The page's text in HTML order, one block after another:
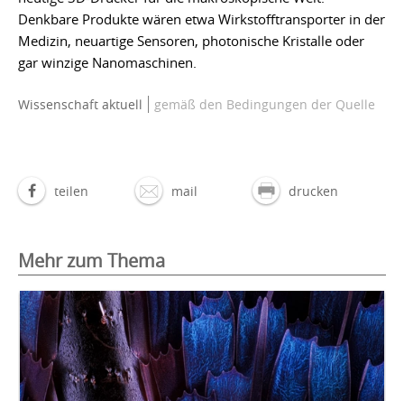
Denkbare Produkte wären etwa Wirkstofftransporter in der
Medizin, neuartige Sensoren, photonische Kristalle oder
gar winzige Nanomaschinen.
Wissenschaft aktuell gemäß den Bedingungen der Quelle
teilen mail drucken
Mehr zum Thema